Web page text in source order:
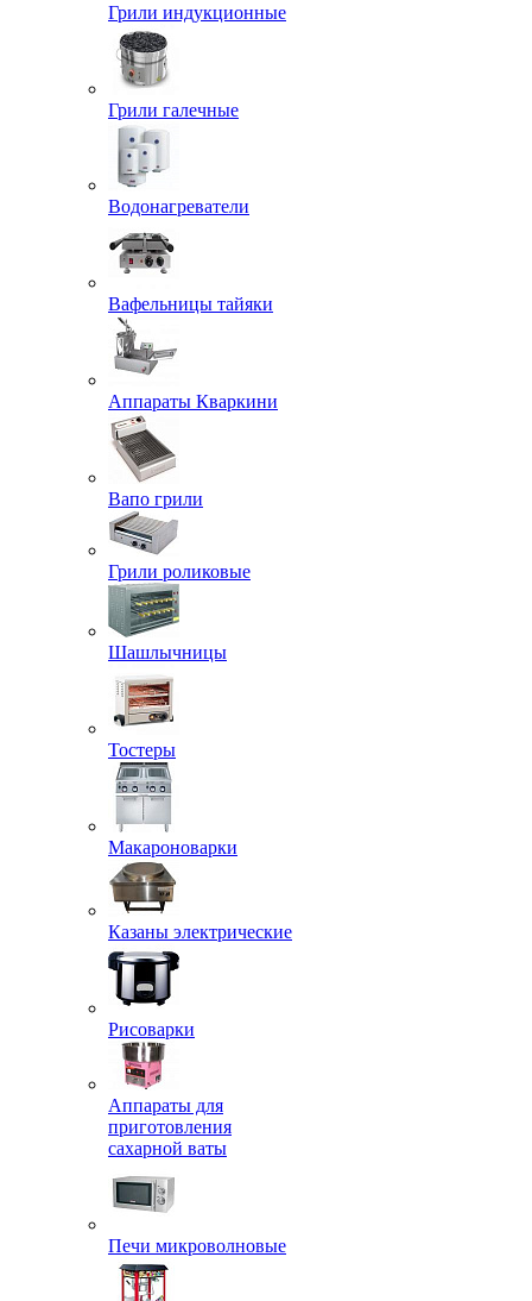
Грили индукционные
Грили галечные
Водонагреватели
Вафельницы тайяки
Аппараты Кваркини
Вапо грили
Грили роликовые
Шашлычницы
Тостеры
Макароноварки
Казаны электрические
Рисоварки
Аппараты для
приготовления
сахарной ваты
Печи микроволновые